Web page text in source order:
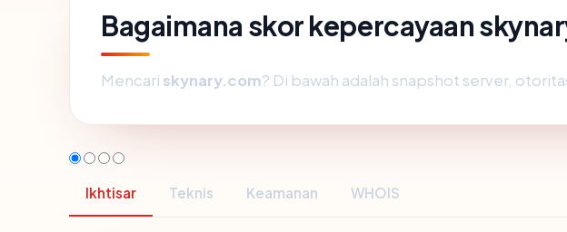
Bagaimana skor kepercayaan
Mencari skynary.com? Di bawah adalah snapshot server,
Ikhtisar Teknis Keamanan WHOIS